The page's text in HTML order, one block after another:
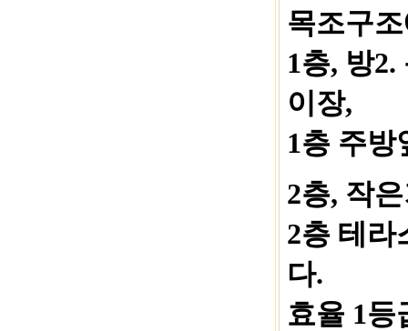
목조구
1층, 방
이장,
1층 주방
2층, 작
2층 테라
다.
효율 1등